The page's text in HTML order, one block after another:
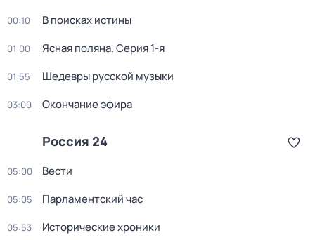
00:10 В поисках истины
01:00 Ясная поляна. Серия 1-я
01:55 Шедевры русской музыки
03:00 Окончание эфира
Россия 24
05:00 Вести
05:05 Парламентский час
05:53 Исторические хроники